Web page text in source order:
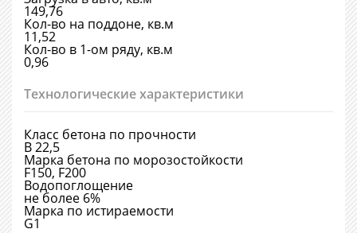
149,76
Кол-во на поддоне, кв.м
11,52
Кол-во в 1-ом ряду, кв.м
0,96
Технологические характеристики
Класс бетона по прочности
В 22,5
Марка бетона по морозостойкости
F150, F200
Водопоглощение
не более 6%
Марка по истираемости
G1